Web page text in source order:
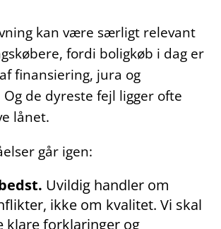
kan være særligt relevant
fordi boligkøb i dag er
finansiering, jura og
de dyreste fejl ligger ofte
lånet.
går igen:
Uvildig handler om
ikke om kvalitet. Vi skal
klare forklaringer og